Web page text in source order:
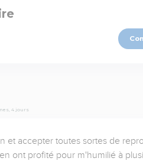
4 jours
et accepter toutes sortes de
ont profité pour m'humilié à